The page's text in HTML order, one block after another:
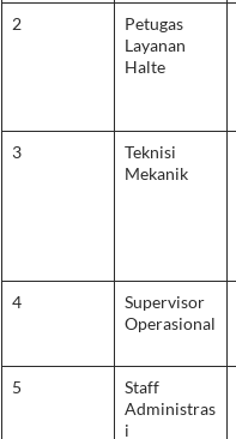
2
Petugas
Layanan
Halte
3
Teknisi
Mekanik
4
Supervisor
Operasional
5
Staff
Administras
i